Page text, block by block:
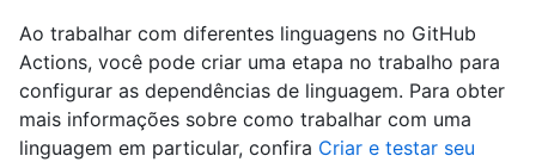
Ao trabalhar com diferentes linguagens no GitHub
Actions, você pode criar uma etapa no trabalho para
configurar as dependências de linguagem. Para obter
mais informações sobre como trabalhar com uma
linguagem em particular, confira Criar e testar seu